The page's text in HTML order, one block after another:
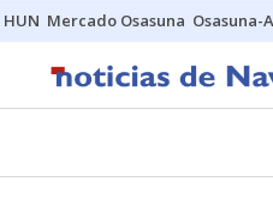
HUN Mercado Osasuna Osasuna-